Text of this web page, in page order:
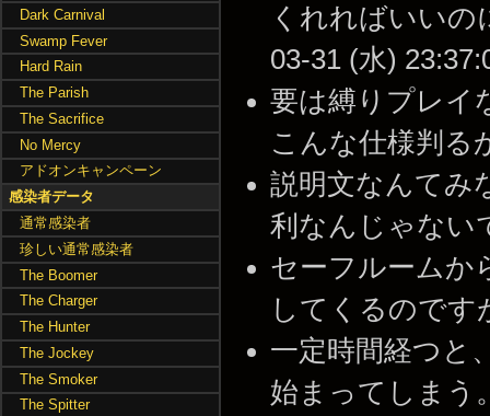
くれればいいの
03-31 (水)
要は縛りプレイ
こんな仕様判る
説明文なんてみ
利なんじゃない
セーフルームか
してくるのです
一定時間経つと
始まってしまう
Dark Carnival
Swamp Fever
Hard Rain
The Parish
The Sacrifice
No Mercy
アドオンキャンペーン
感染者データ
通常感染者
珍しい通常感染者
The Boomer
The Charger
The Hunter
The Jockey
The Smoker
The Spitter